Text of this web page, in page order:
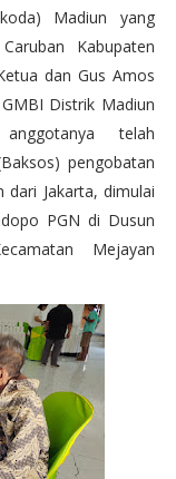
Madiun yang
Kabupaten
dan Gus Amos
Distrik Madiun
telah
pengobatan
Jakarta, dimulai
PGN di Dusun
Mejayan